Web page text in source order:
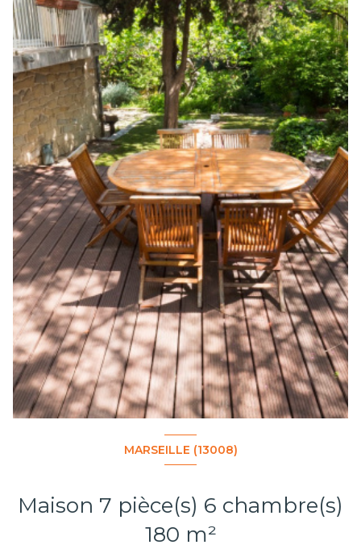
MARSEILLE (13008)
Maison 7 pièce(s) 6 chambre(s)
180 m²